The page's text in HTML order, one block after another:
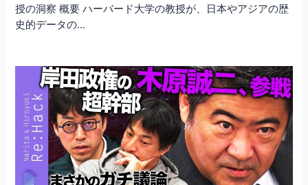
授の洞察 概要 ハーバード大学の教授が、日本やアジアの歴
史的データの…